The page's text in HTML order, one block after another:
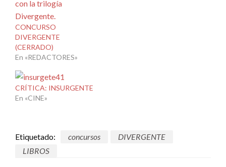
CONCURSO
DIVERGENTE
(CERRADO)
En «REDACTORES»
CRÍTICA: INSURGENTE
En «CINE»
Etiquetado: concursos
DIVERGENTE
LIBROS